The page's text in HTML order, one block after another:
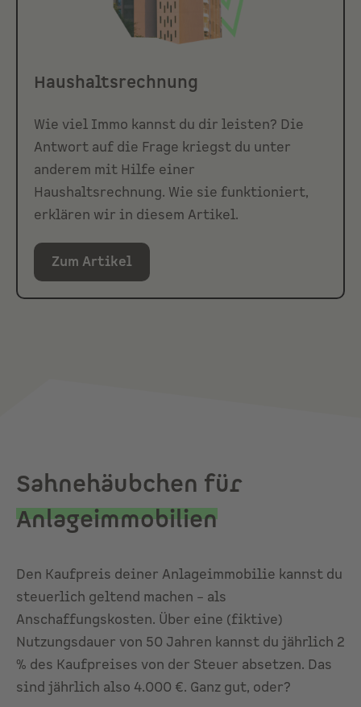
Haushaltsrechnung
Wie viel Immo kannst du dir leisten? Die
Antwort auf die Frage kriegst du unter
anderem mit Hilfe einer
Haushaltsrechnung. Wie sie funktioniert,
erklären wir in diesem Artikel.
Zum Artikel
Sahnehäubchen für
Anlageimmobilien
Den Kaufpreis deiner Anlageimmobilie kannst du
steuerlich geltend machen – als
Anschaffungskosten. Über eine (fiktive)
Nutzungsdauer von 50 Jahren kannst du jährlich 2
% des Kaufpreises von der Steuer absetzen. Das
sind jährlich also 4.000 €. Ganz gut, oder?